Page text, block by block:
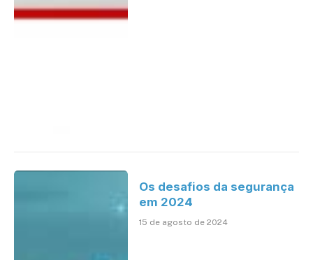
Os desafios da segurança
em 2024
15 de agosto de 2024